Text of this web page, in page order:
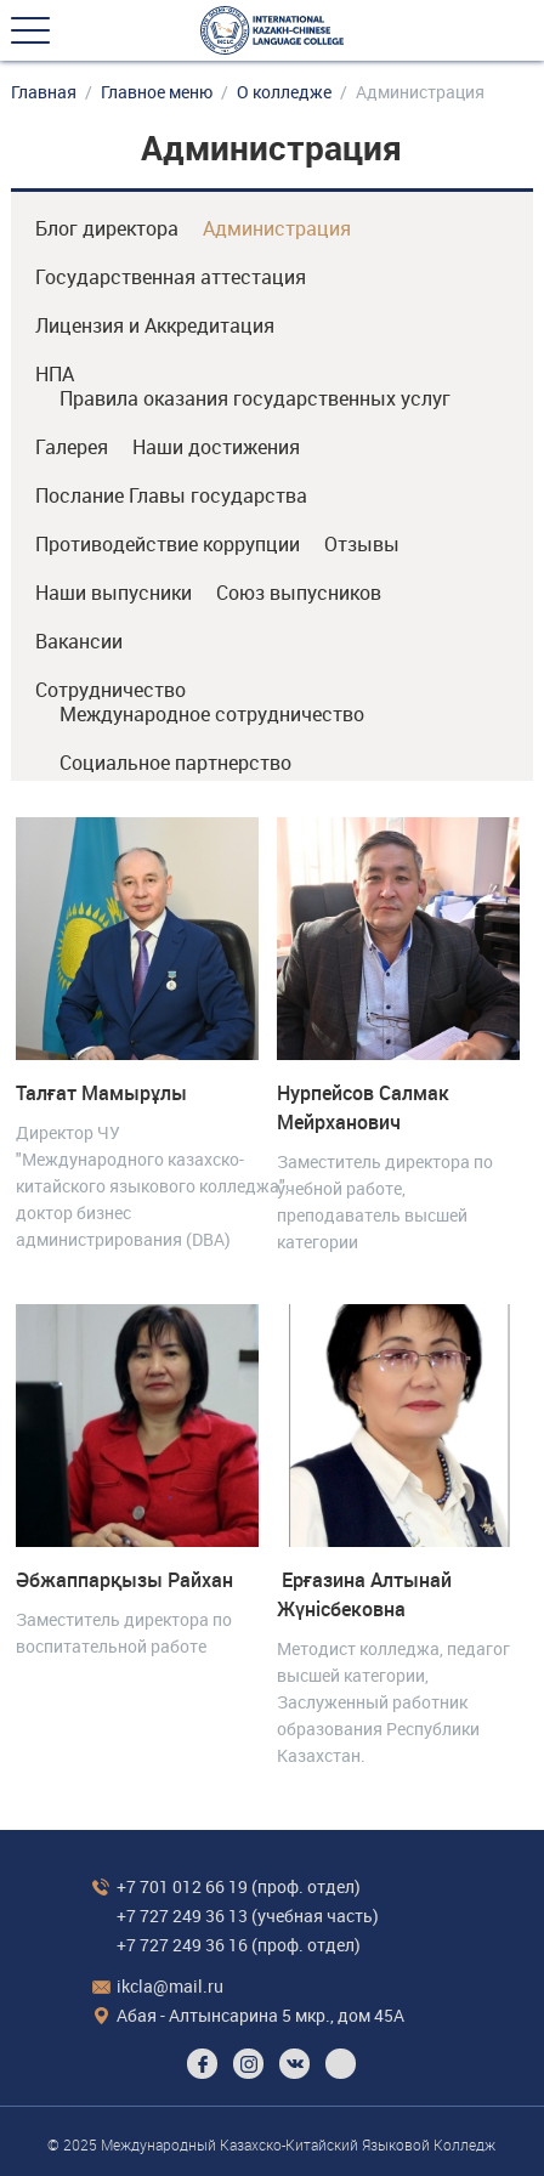
Главная Главное меню О колледже Администрация
Администрация
Блог директора
Администрация
Государственная аттестация
Лицензия и Аккредитация
НПА
Правила оказания государственных услуг
Галерея
Наши достижения
Послание Главы государства
Противодействие коррупции
Отзывы
Наши выпусники
Союз выпусников
Вакансии
Сотрудничество
Международное сотрудничество
Социальное партнерство
Талғат Мамырұлы
Директор ЧУ
"Международного казахско-
китайского языкового колледжа",
доктор бизнес
администрирования (DBA)
Нурпейсов Салмак
Мейрханович
Заместитель директора по
учебной работе,
преподаватель высшей
категории
Әбжаппарқызы Райхан
Заместитель директора по
воспитательной работе
Ерғазина Алтынай
Жүнісбековна
Методист колледжа, педагог
высшей категории,
Заслуженный работник
образования Республики
Казахстан.
+7 701 012 66 19 (проф. отдел)
+7 727 249 36 13 (учебная часть)
+7 727 249 36 16 (проф. отдел)
ikcla@mail.ru
Абая - Алтынсарина 5 мкр., дом 45А
© 2025 Международный Казахско-Китайский Языковой Колледж